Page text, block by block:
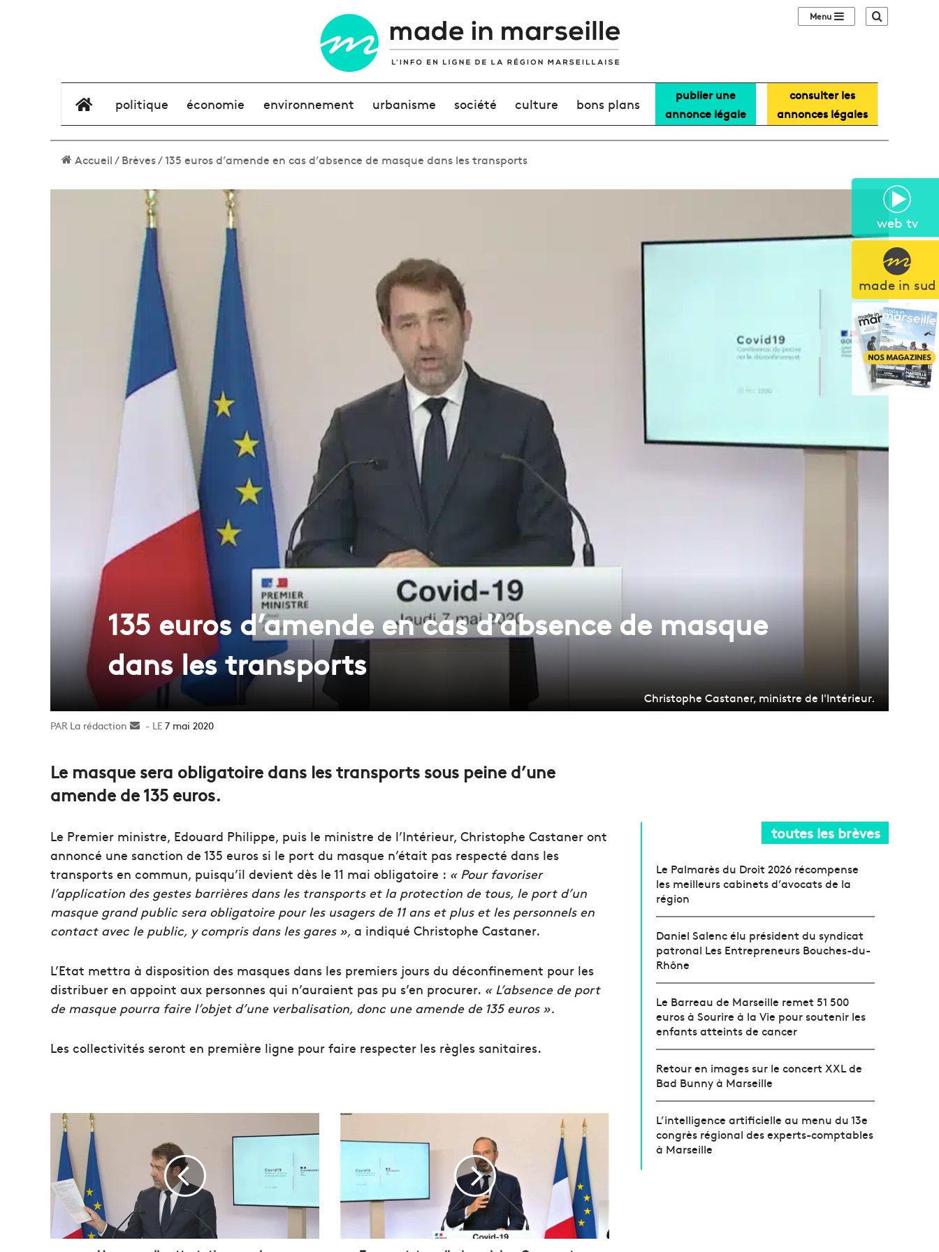
web tv
made in sud
Sidebar (barre
élément de menu
politique économie environnement urbanisme société culture bons plans
publier une
annonce légale
consulter les
annonces légales
Accueil/Brèves/135 euros d’amende en cas d’absence de masque dans les transports
135 euros d’amende en cas d’absence de masque
dans les transports
Christophe Castaner, ministre de l'Intérieur.
La rédaction
Envoyer7 mai 2020
Le masque sera obligatoire dans les transports sous peine d’une
amende de 135 euros.
Le Premier ministre, Edouard Philippe, puis le ministre de l’Intérieur, Christophe Castaner ont
annoncé une sanction de 135 euros si le port du masque n’était pas respecté dans les
transports en commun, puisqu’il devient dès le 11 mai obligatoire : « Pour favoriser
l’application des gestes barrières dans les transports et la protection de tous, le port d’un
masque grand public sera obligatoire pour les usagers de 11 ans et plus et les personnels en
contact avec le public, y compris dans les gares », a indiqué Christophe Castaner.
L’Etat mettra à disposition des masques dans les premiers jours du déconfinement pour les
distribuer en appoint aux personnes qui n’auraient pas pu s’en procurer. « L’absence de port
de masque pourra faire l’objet d’une verbalisation, donc une amende de 135 euros ».
Les collectivités seront en première ligne pour faire respecter les règles sanitaires.
o
u
v
e
l
T
o
t
toutes les brèves
Le Palmarès du Droit 2026 récompense
les meilleurs cabinets d’avocats de la
région
Daniel Salenc élu président du syndicat
patronal Les Entrepreneurs Bouches-du-
Rhône
Le Barreau de Marseille remet 51 500
euros à Sourire à la Vie pour soutenir les
enfants atteints de cancer
Retour en images sur le concert XXL de
Bad Bunny à Marseille
L’intelligence artificielle au menu du 13e
congrès régional des experts-comptables
à Marseille